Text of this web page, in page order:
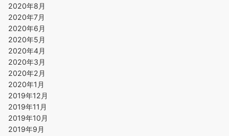
2020年8月
2020年7月
2020年6月
2020年5月
2020年4月
2020年3月
2020年2月
2020年1月
2019年12月
2019年11月
2019年10月
2019年9月